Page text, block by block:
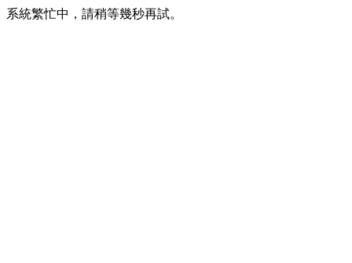
系統繁忙中，請稍等幾秒再試。